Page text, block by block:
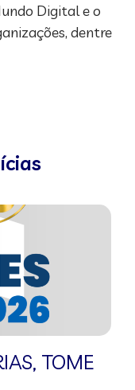
Digital e o
dentre
, TOME